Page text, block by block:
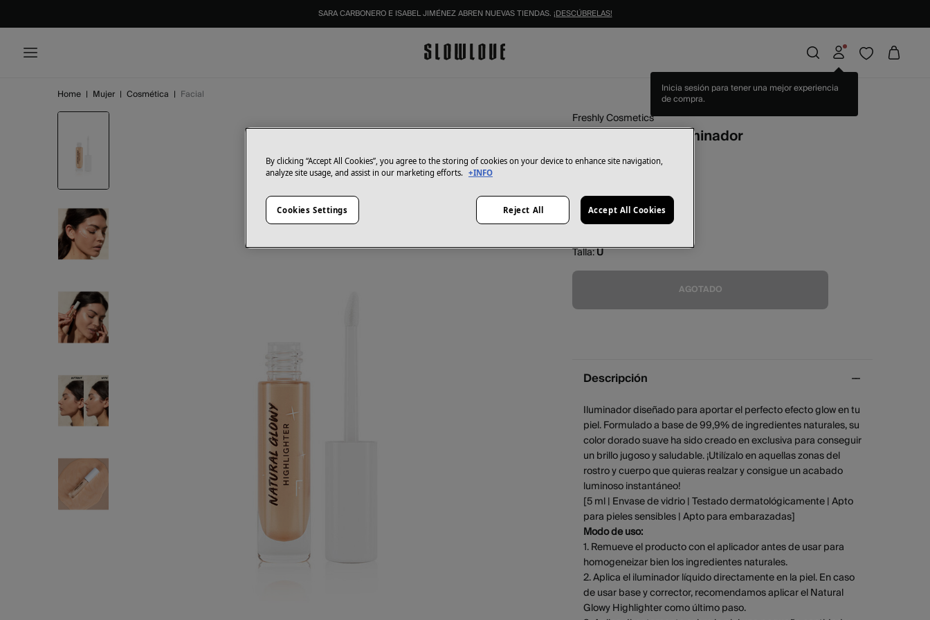
SARA CARBONERO E ISABEL JIMÉNEZ ABREN NUEVAS TIENDAS. ¡DESCÚBRELAS!
Inicia sesión para tener una mejor experiencia
de compra.
Home | Mujer | Cosmética | Facial
Freshly Cosmetics
Natural Glowy Iluminador
19,95 €
Color:blanco
Talla:U
AGOTADO
Descripción
Iluminador diseñado para aportar el perfecto efecto glow en tu
piel. Formulado a base de 99,9% de ingredientes naturales, su
color dorado suave ha sido creado en exclusiva para conseguir
un brillo jugoso y saludable. ¡Utilízalo en aquellas zonas del
rostro y cuerpo que quieras realzar y consigue un acabado
luminoso instantáneo!
[5 ml | Envase de vidrio | Testado dermatológicamente | Apto
para pieles sensibles | Apto para embarazadas]
Modo de uso:
1. Remueve el producto con el aplicador antes de usar para
homogeneizar bien los ingredientes naturales.
2. Aplica el iluminador líquido directamente en la piel. En caso
de usar base y corrector, recomendamos aplicar el Natural
Glowy Highlighter como último paso.
By clicking “Accept All Cookies”, you agree to the storing of cookies on your device to enhance site navigation,
analyze site usage, and assist in our marketing efforts. +INFO
Cookies Settings Reject All Accept All Cookies